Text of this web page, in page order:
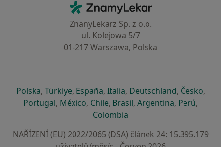
ZnamyLekar - Hlavní stránka
ZnanyLekarz Sp. z o.o.
ul. Kolejowa 5/7
01-217 Warszawa, Polska
Polskase otevře v nové záložce
, Türkiyese otevře v nové záložce
, Españase otevře v nové záložce
, Italiase otevře v nové záložce
, Deutschlandse otevře v
, Českose
,
Portugalse otevře v nové záložce
, Méxicose otevře v nové záložce
, Chilese otevře v nové záložce
, Brasilse otevře v nové
, Argentinase otevře v
, Perúse
,
Colombia
NAŘÍZENÍ (EU) 2022/2065 (DSA) článek 24: 15.395.179